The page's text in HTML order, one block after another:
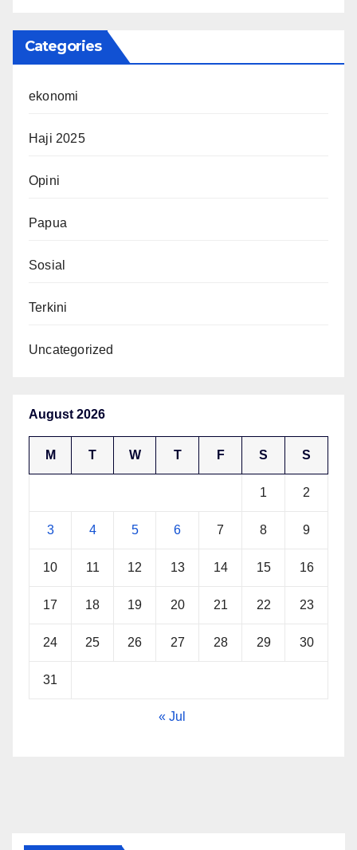
Categories
ekonomi
Haji 2025
Opini
Papua
Sosial
Terkini
Uncategorized
August 2026
M T W T F S S
1 2
3 4 5 6 7 8 9
10 11 12 13 14 15 16
17 18 19 20 21 22 23
24 25 26 27 28 29 30
31
« Jul